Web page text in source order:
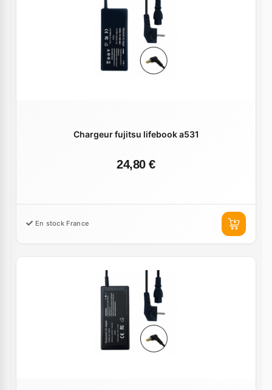
Chargeur fujitsu lifebook a531
24,80 €
En stock France